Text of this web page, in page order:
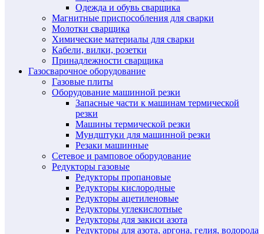
Одежда и обувь сварщика
Магнитные приспособления для сварки
Молотки сварщика
Химические материалы для сварки
Кабели, вилки, розетки
Принадлежности сварщика
Газосварочное оборудование
Газовые плиты
Оборудование машинной резки
Запасные части к машинам термической
резки
Машины термической резки
Мундштуки для машинной резки
Резаки машинные
Сетевое и рамповое оборудование
Редукторы газовые
Редукторы пропановые
Редукторы кислородные
Редукторы ацетиленовые
Редукторы углекислотные
Редукторы для закиси азота
Редукторы для азота, аргона, гелия, водорода